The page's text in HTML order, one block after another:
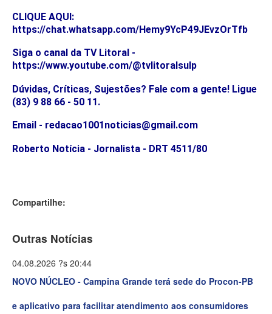
CLIQUE AQUI:
https://chat.whatsapp.com/Hemy9YcP49JEvzOrTfb
Siga o canal da TV Litoral -
https://www.youtube.com/@tvlitoralsulp
Dúvidas, Críticas, Sujestões? Fale com a gente! Ligue
(83) 9 88 66 - 50 11.
Email - redacao1001noticias@gmail.com
Roberto Notícia - Jornalista - DRT 4511/80
Compartilhe:
Outras Notícias
04.08.2026 ?s 20:44
NOVO NÚCLEO - Campina Grande terá sede do Procon-PB
e aplicativo para facilitar atendimento aos consumidores